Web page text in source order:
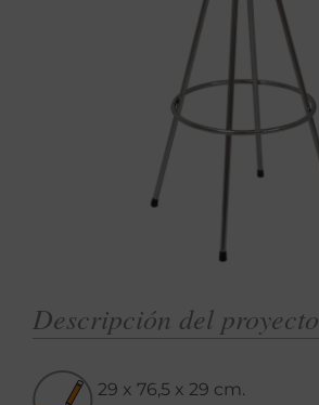
Descripción del proyecto
29 x 76,5 x 29 cm.